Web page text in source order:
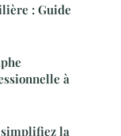
: Guide
à
simplifiez la